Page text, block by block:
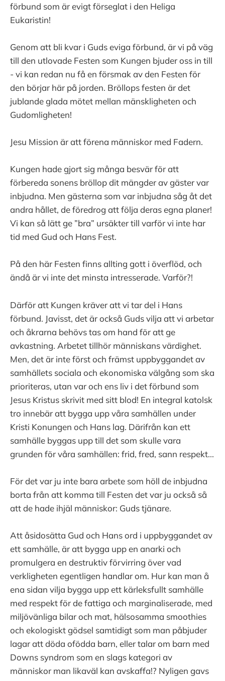
förbund som är evigt förseglat i den Heliga
Eukaristin!
Genom att bli kvar i Guds eviga förbund, är vi på väg
till den utlovade Festen som Kungen bjuder oss in till
- vi kan redan nu få en försmak av den Festen för
den börjar här på jorden. Bröllops festen är det
jublande glada mötet mellan mänskligheten och
Gudomligheten!
Jesu Mission är att förena människor med Fadern.
Kungen hade gjort sig många besvär för att
förbereda sonens bröllop dit mängder av gäster var
inbjudna. Men gästerna som var inbjudna såg åt det
andra hållet, de föredrog att följa deras egna planer!
Vi kan så lätt ge ”bra” ursäkter till varför vi inte har
tid med Gud och Hans Fest.
På den här Festen finns allting gott i överflöd, och
ändå är vi inte det minsta intresserade. Varför?!
Därför att Kungen kräver att vi tar del i Hans
förbund. Javisst, det är också Guds vilja att vi arbetar
och åkrarna behövs tas om hand för att ge
avkastning. Arbetet tillhör människans värdighet.
Men, det är inte först och främst uppbyggandet av
samhällets sociala och ekonomiska välgång som ska
prioriteras, utan var och ens liv i det förbund som
Jesus Kristus skrivit med sitt blod! En integral katolsk
tro innebär att bygga upp våra samhällen under
Kristi Konungen och Hans lag. Därifrån kan ett
samhälle byggas upp till det som skulle vara
grunden för våra samhällen: frid, fred, sann respekt...
För det var ju inte bara arbete som höll de inbjudna
borta från att komma till Festen det var ju också så
att de hade ihjäl människor: Guds tjänare.
Att åsidosätta Gud och Hans ord i uppbyggandet av
ett samhälle, är att bygga upp en anarki och
promulgera en destruktiv förvirring över vad
verkligheten egentligen handlar om. Hur kan man å
ena sidan vilja bygga upp ett kärleksfullt samhälle
med respekt för de fattiga och marginaliserade, med
miljövänliga bilar och mat, hälsosamma smoothies
och ekologiskt gödsel samtidigt som man påbjuder
lagar att döda ofödda barn, eller talar om barn med
Downs syndrom som en slags kategori av
människor man likaväl kan avskaffa!? Nyligen gavs